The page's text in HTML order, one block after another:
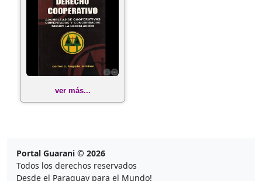
ver más...
Portal Guarani © 2026
Todos los derechos reservados
Desde el Paraguay para el Mundo!